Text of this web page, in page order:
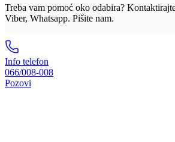
Treba vam pomoć oko odabira?
Viber, Whatsapp. Pišite nam.
Info telefon
066/008-008
Pozovi